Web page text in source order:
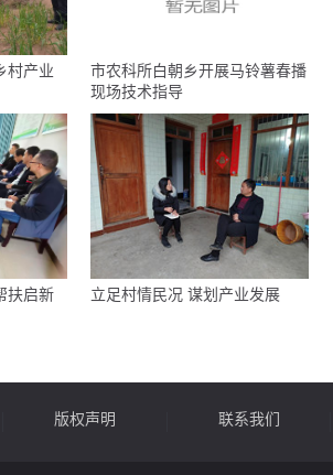
村产业
市农科所白朝乡开展马铃薯春播
现场技术指导
扶启新
立足村情民况 谋划产业发展
版权声明 联系我们